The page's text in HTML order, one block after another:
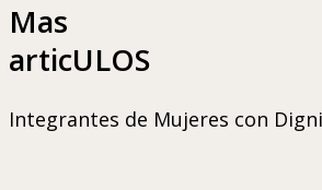
Mas
articULOS
Integrantes de Mujeres con